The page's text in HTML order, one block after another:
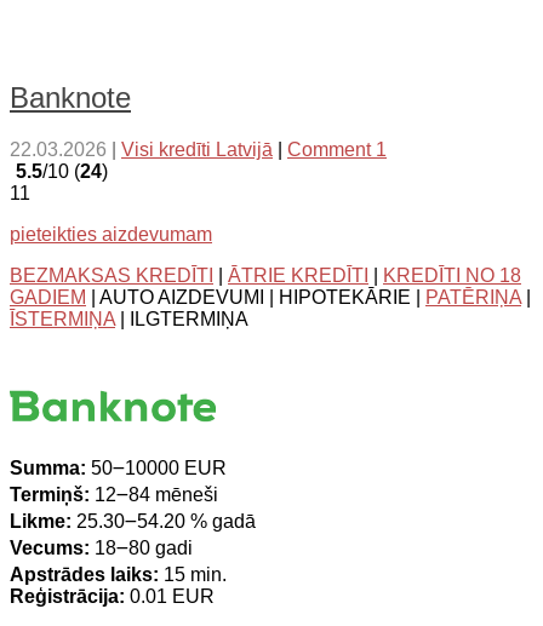
Banknote
22.03.2026 Visi kredīti Latvijā
Comment 1
5.5/10 (24)
11
pieteikties aizdevumam
BEZMAKSAS KREDĪTI
ĀTRIE KREDĪTI
KREDĪTI NO 18
GADIEM
| AUTO AIZDEVUMI | HIPOTEKĀRIE | PATĒRIŅA
ĪSTERMIŅA | ILGTERMIŅA
Summa: 50౼10000 EUR
Termiņš: 12౼84 mēneši
Likme: 25.30౼54.20 % gadā
Vecums: 18౼80 gadi
Apstrādes laiks: 15 min.
Reģistrācija: 0.01 EUR